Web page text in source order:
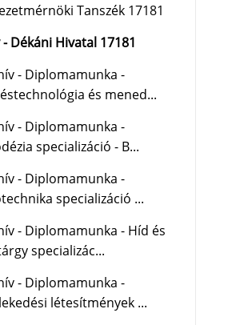
Tanszék 17181
Dékáni Hivatal 17181
- Diplomamunka -
és mened...
- Diplomamunka -
specializáció - B...
- Diplomamunka -
specializáció ...
- Diplomamunka - Híd és
specializác...
- Diplomamunka -
létesítmények ...